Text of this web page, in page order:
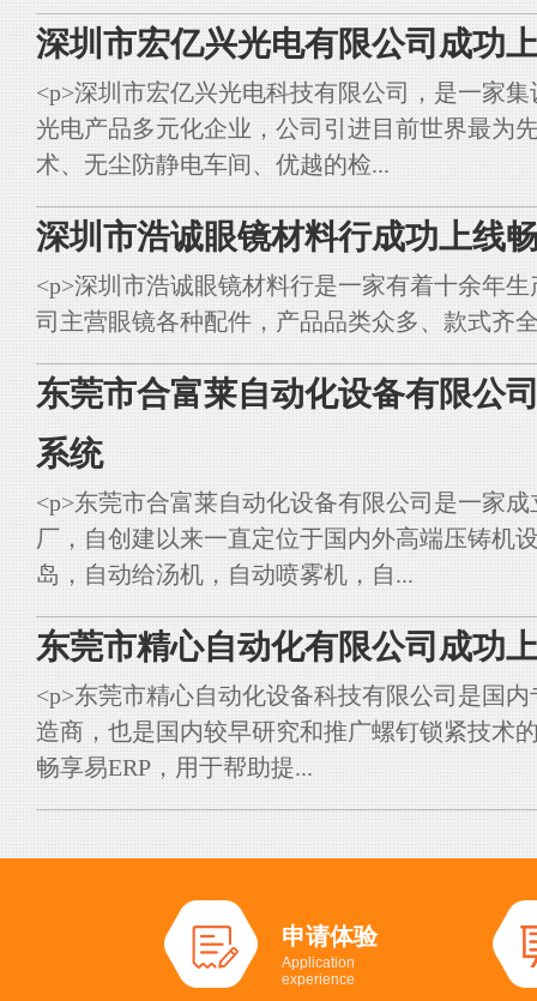
深圳市宏亿兴光电有限公司成功
<p>深圳市宏亿兴光电科技有限公司，是一家
光电产品多元化企业，公司引进目前世界最为
术、无尘防静电车间、优越的检...
深圳市浩诚眼镜材料行成功上线
<p>深圳市浩诚眼镜材料行是一家有着十余年
司主营眼镜各种配件，产品品类众多、款式齐
东莞市合富莱自动化设备有限公
系统
<p>东莞市合富莱自动化设备有限公司是一家
厂，自创建以来一直定位于国内外高端压铸机
岛，自动给汤机，自动喷雾机，自...
东莞市精心自动化有限公司成功
<p>东莞市精心自动化设备科技有限公司是国
造商，也是国内较早研究和推广螺钉锁紧技术
畅享易ERP，用于帮助提...
申请体验
Application
experience